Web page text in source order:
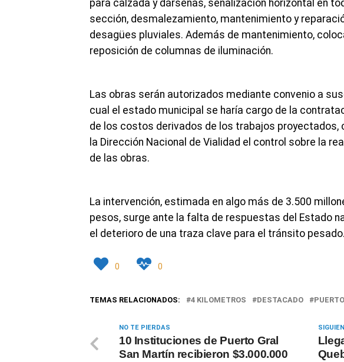
para calzada y dársenas, señalización horizontal en
sección, desmalezamiento, mantenimiento y
desagües pluviales. Además de mantenimiento,
reposición de columnas de iluminación.
Las obras serán autorizados mediante convenio a
cual el estado municipal se haría cargo de la
de los costos derivados de los trabajos proyectados,
la Dirección Nacional de Vialidad el control sobre la
de las obras.
La intervención, estimada en algo más de 3.500
pesos, surge ante la falta de respuestas del Estado
el deterioro de una traza clave para el tránsito pesado.
0 0
TEMAS RELACIONADOS: 4 KILOMETROS DESTACADO
NO TE PIERDAS
10 Instituciones de Puerto Gral
San Martín recibieron $3.000.000